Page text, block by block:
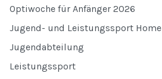
Optiwoche für Anfänger 2026
Jugend- und Leistungssport Home
Jugendabteilung
Leistungssport